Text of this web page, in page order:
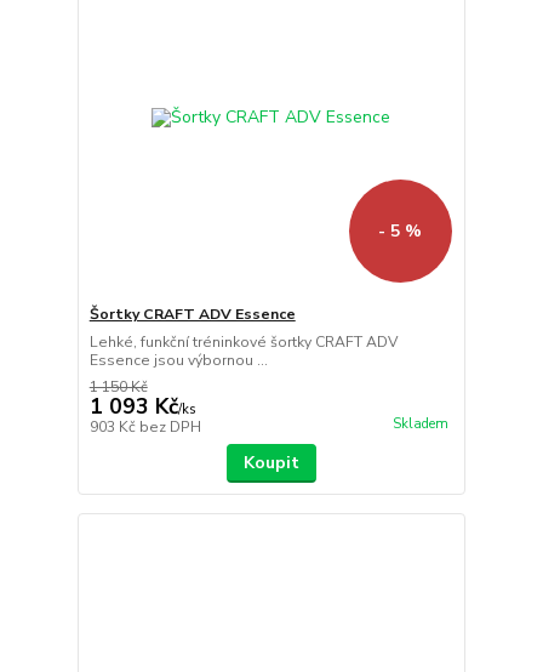
- 5 %
Šortky CRAFT ADV Essence
Lehké, funkční tréninkové šortky CRAFT ADV
Essence jsou výbornou ...
1 150 Kč
1 093 Kč/ks
903 Kč bez DPH Skladem
Koupit